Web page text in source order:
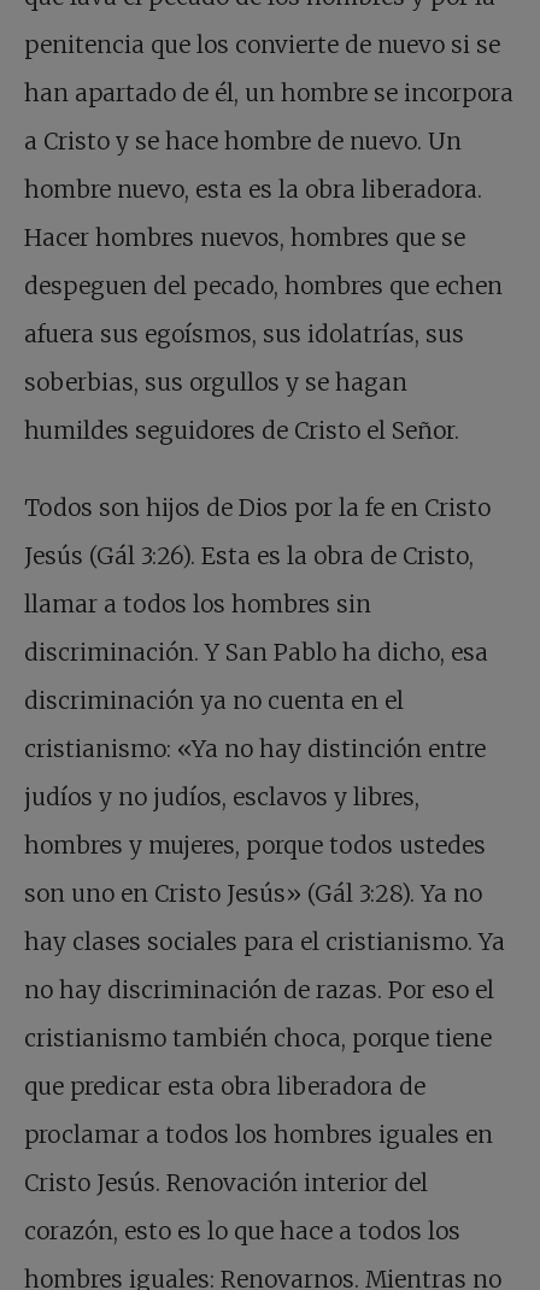
penitencia que los convierte de nuevo si se
han apartado de él, un hombre se incorpora
a Cristo y se hace hombre de nuevo. Un
hombre nuevo, esta es la obra liberadora.
Hacer hombres nuevos, hombres que se
despeguen del pecado, hombres que echen
afuera sus egoísmos, sus idolatrías, sus
soberbias, sus orgullos y se hagan
humildes seguidores de Cristo el Señor.
Todos son hijos de Dios por la fe en Cristo
Jesús (Gál 3:26). Esta es la obra de Cristo,
llamar a todos los hombres sin
discriminación. Y San Pablo ha dicho, esa
discriminación ya no cuenta en el
cristianismo: «Ya no hay distinción entre
judíos y no judíos, esclavos y libres,
hombres y mujeres, porque todos ustedes
son uno en Cristo Jesús» (Gál 3:28). Ya no
hay clases sociales para el cristianismo. Ya
no hay discriminación de razas. Por eso el
cristianismo también choca, porque tiene
que predicar esta obra liberadora de
proclamar a todos los hombres iguales en
Cristo Jesús. Renovación interior del
corazón, esto es lo que hace a todos los
hombres iguales: Renovarnos. Mientras no